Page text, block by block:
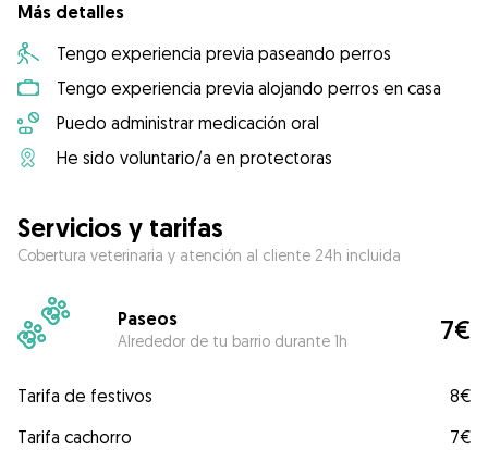
Más detalles
Tengo experiencia previa paseando perros
Tengo experiencia previa alojando perros en casa
Puedo administrar medicación oral
He sido voluntario/a en protectoras
Servicios y tarifas
Cobertura veterinaria y atención al cliente 24h incluida
Paseos
Alrededor de tu barrio durante 1h 7€
Tarifa de festivos
8€
Tarifa cachorro
7€